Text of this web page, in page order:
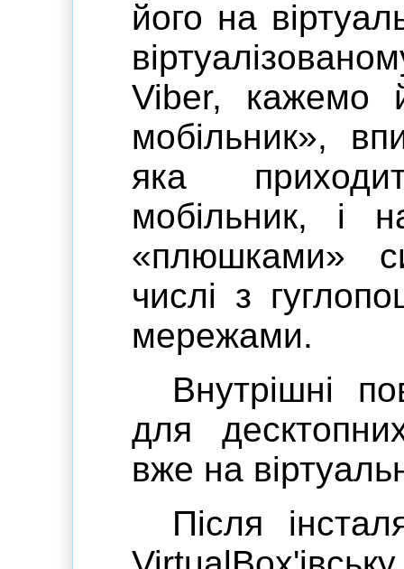
його на
Viber, кажемо
мобільник»,
яка
мобільник, і
«плюшками»
числі з
мережами.
Внутрішні
для
вже на
Після